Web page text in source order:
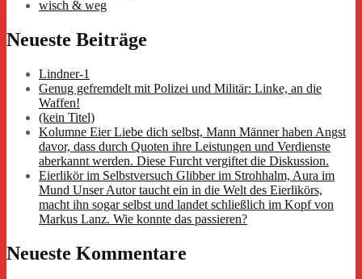
wisch & weg
Neueste Beiträge
Lindner-1
Genug gefremdelt mit Polizei und Militär: Linke, an die
Waffen!
(kein Titel)
Kolumne Eier Liebe dich selbst, Mann Männer haben Angst
davor, dass durch Quoten ihre Leistungen und Verdienste
aberkannt werden. Diese Furcht vergiftet die Diskussion.
Eierlikör im Selbstversuch Glibber im Strohhalm, Aura im
Mund Unser Autor taucht ein in die Welt des Eierlikörs,
macht ihn sogar selbst und landet schließlich im Kopf von
Markus Lanz. Wie konnte das passieren?
Neueste Kommentare